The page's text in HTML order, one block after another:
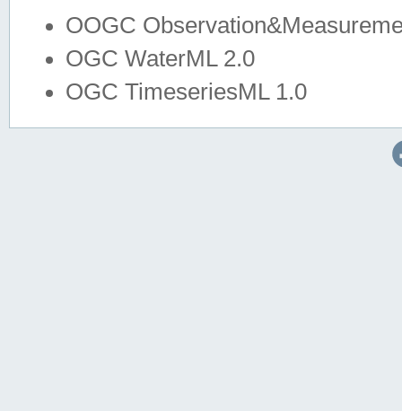
OOGC
OGC WaterML 2.0
OGC TimeseriesML 1.0